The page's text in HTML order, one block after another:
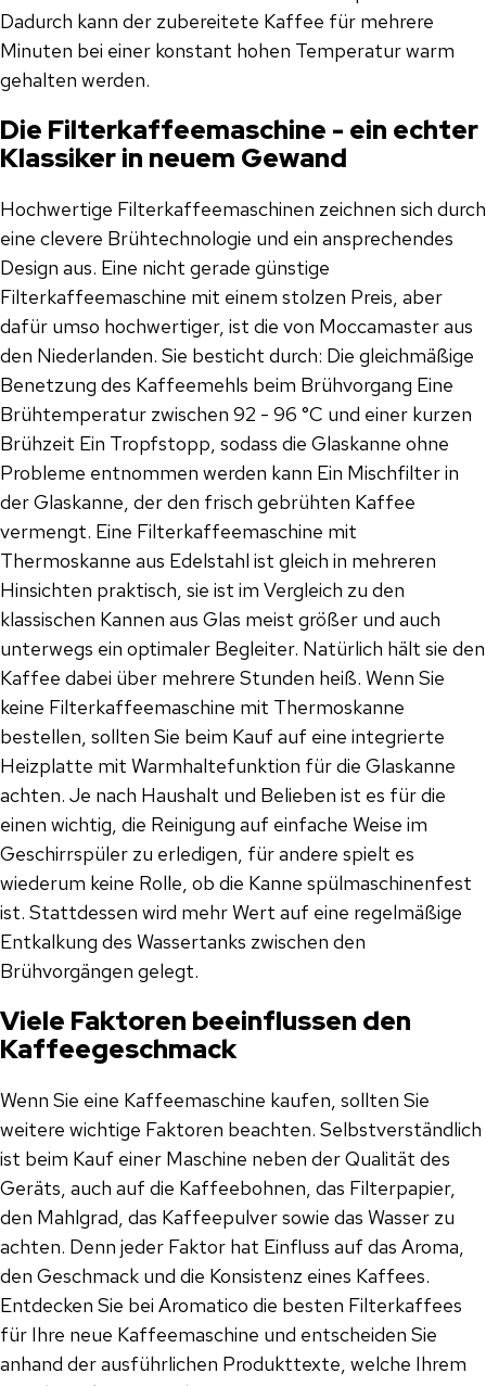
Dadurch kann der zubereitete Kaffee für mehrere
Minuten bei einer konstant hohen Temperatur warm
gehalten werden.
Die Filterkaffeemaschine - ein echter
Klassiker in neuem Gewand
Hochwertige Filterkaffeemaschinen zeichnen sich durch
eine clevere Brühtechnologie und ein ansprechendes
Design aus. Eine nicht gerade günstige
Filterkaffeemaschine mit einem stolzen Preis, aber
dafür umso hochwertiger, ist die von Moccamaster aus
den Niederlanden. Sie besticht durch: Die gleichmäßige
Benetzung des Kaffeemehls beim Brühvorgang Eine
Brühtemperatur zwischen 92 - 96 °C und einer kurzen
Brühzeit Ein Tropfstopp, sodass die Glaskanne ohne
Probleme entnommen werden kann Ein Mischfilter in
der Glaskanne, der den frisch gebrühten Kaffee
vermengt. Eine Filterkaffeemaschine mit
Thermoskanne aus Edelstahl ist gleich in mehreren
Hinsichten praktisch, sie ist im Vergleich zu den
klassischen Kannen aus Glas meist größer und auch
unterwegs ein optimaler Begleiter. Natürlich hält sie den
Kaffee dabei über mehrere Stunden heiß. Wenn Sie
keine Filterkaffeemaschine mit Thermoskanne
bestellen, sollten Sie beim Kauf auf eine integrierte
Heizplatte mit Warmhaltefunktion für die Glaskanne
achten. Je nach Haushalt und Belieben ist es für die
einen wichtig, die Reinigung auf einfache Weise im
Geschirrspüler zu erledigen, für andere spielt es
wiederum keine Rolle, ob die Kanne spülmaschinenfest
ist. Stattdessen wird mehr Wert auf eine regelmäßige
Entkalkung des Wassertanks zwischen den
Brühvorgängen gelegt.
Viele Faktoren beeinflussen den
Kaffeegeschmack
Wenn Sie eine Kaffeemaschine kaufen, sollten Sie
weitere wichtige Faktoren beachten. Selbstverständlich
ist beim Kauf einer Maschine neben der Qualität des
Geräts, auch auf die Kaffeebohnen, das Filterpapier,
den Mahlgrad, das Kaffeepulver sowie das Wasser zu
achten. Denn jeder Faktor hat Einfluss auf das Aroma,
den Geschmack und die Konsistenz eines Kaffees.
Entdecken Sie bei Aromatico die besten Filterkaffees
für Ihre neue Kaffeemaschine und entscheiden Sie
anhand der ausführlichen Produkttexte, welche Ihrem